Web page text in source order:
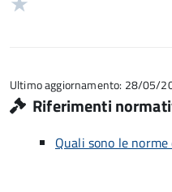
5
Ultimo aggiornamento: 28/05/
Riferimenti
Quali sono le